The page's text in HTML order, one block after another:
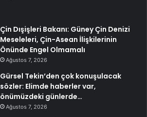
Çin Dışişleri Bakanı: Güney Çin Denizi
Meseleleri, Çin-Asean İlişkilerinin
Önünde Engel Olmamalı
Ağustos 7, 2026
Gürsel Tekin’den çok konuşulacak
sözler: Elimde haberler var,
önümüzdeki günlerde…
Ağustos 7, 2026